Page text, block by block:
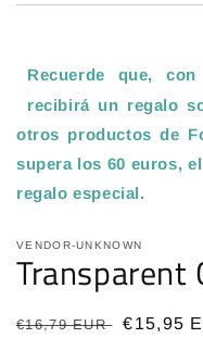
Recuerde que,
recibirá un regalo
otros productos de
supera los 60 euros,
regalo especial.
VENDOR-UNKNOWN
Transparent
Precio
€16,79 EUR
Precio
€15,95